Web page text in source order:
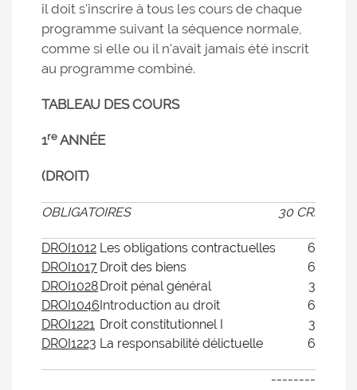
il doit s'inscrire à tous les cours de chaque
programme suivant la séquence normale,
comme si elle ou il n'avait jamais été inscrit
au programme combiné.
TABLEAU DES COURS
1re ANNÉE
(DROIT)
OBLIGATOIRES 30 CR.
DROI1012 Les obligations contractuelles
6
DROI1017 Droit des biens
6
DROI1028Droit pénal général
3
DROI1046Introduction au droit
6
DROI1221 Droit constitutionnel I
3
DROI1223 La responsabilité délictuelle 6
--------